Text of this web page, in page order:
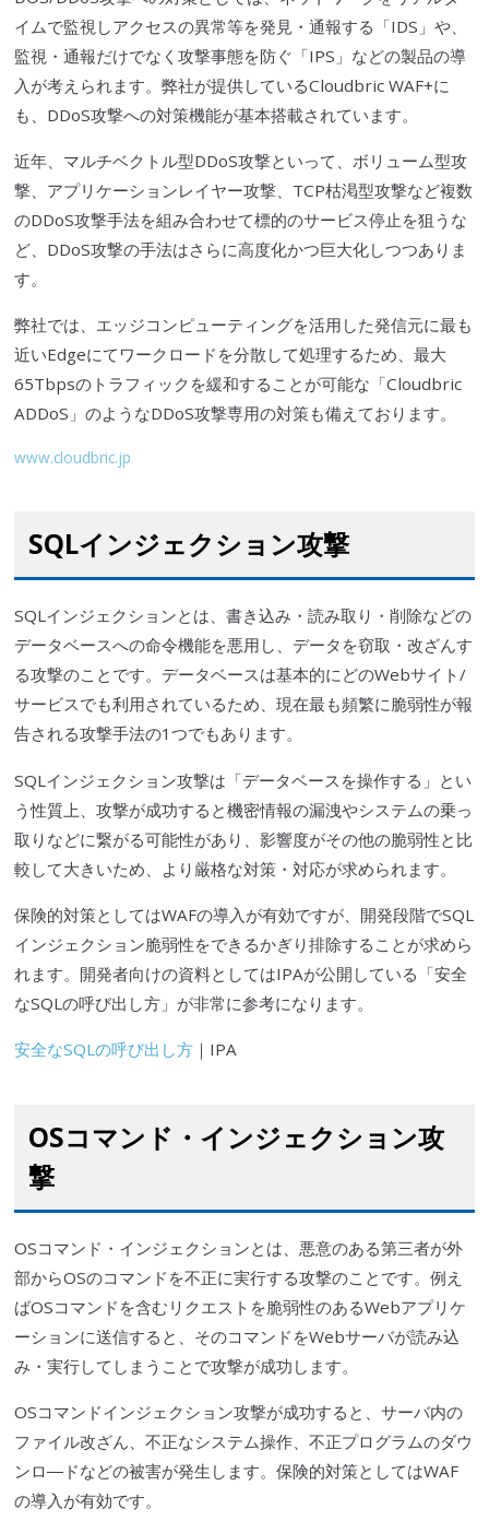
イムで監視しアクセスの異常等を発見・通報する「IDS」や、
監視・通報だけでなく攻撃事態を防ぐ「IPS」などの製品の導
入が考えられます。弊社が提供しているCloudbric WAF+に
も、 DDoS攻撃への対策機能が基本搭載されています。
近年、マルチベクトル型DDoS攻撃といって、ボリューム型攻
撃、アプリケーションレイヤー攻撃、 TCP枯渇型攻撃など複数
のDDoS攻撃手法を組み合わせて標的のサービス停止を狙うな
ど、 DDoS攻撃の手法はさらに高度化かつ巨大化しつつありま
す。
弊社では、エッジコンピューティングを活用した発信元に最も
近いEdgeにてワークロードを分散して処理するため、最大
65Tbpsの トラフィック を緩和することが可能な「Cloudbric
ADDoS」のようなDDoS攻撃専用の対策も備えております。
www.cloudbric.jp
SQLインジェクション攻撃
SQLインジェクションとは、書き込み・読み取り・削除などの
データベースへの命令機能を悪用し、データを窃取・改ざんす
る攻撃のことです。データベースは基本的にどのWebサイト/
サービスでも利用されているため、現在最も頻繁に脆弱性が報
告される攻撃手法の1つでもあります。
SQLインジェクション攻撃は「データベースを操作する」とい
う性質上、攻撃が成功すると機密情報の漏洩やシステムの乗っ
取りなどに繋がる可能性があり、影響度がその他の脆弱性と比
較して大きいため、より厳格な対策・対応が求められます。
保険的対策としてはWAFの導入が有効ですが、開発段階でSQL
インジェクション脆弱性をできるかぎり排除することが求めら
れます。開発者向けの資料としてはIPAが公開している「安全
なSQLの呼び出し方」が非常に参考になります。
安全なSQLの呼び出し方 ｜ IPA
OSコマンド・インジェクション攻
撃
OSコマンド・インジェクションとは、悪意のある第三者が外
部からOSのコマンドを不正に実行する攻撃のことです。例え
ばOSコマンドを含むリクエス トを脆弱性のあるWebアプリケ
ーションに送信すると、そのコマンドをWebサーバが読み込
み・実行してしまうことで攻撃が成功します。
OSコマンドインジェクション攻撃が成功すると、サーバ内の
ファイル改ざん、不正なシステム操作、不正プログラムのダウ
ンロ―ドなどの被害が発生します。保険的対策としてはWAF
の導入が有効です。